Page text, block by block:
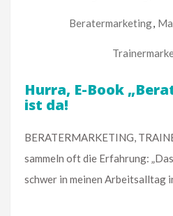
Beratermarketing,
Hurra, E-Book
ist da!
BERATERMARKETING,
sammeln oft die Erfahrung:
schwer in meinen Arbeitsalltag